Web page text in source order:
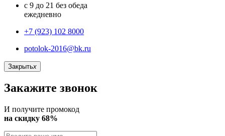
с 9 до 21 без обеда
ежедневно
+7 (923) 102 8000
potolok-2016@bk.ru
Закрытьx
Закажите звонок
И получите промокод
на скидку 68%